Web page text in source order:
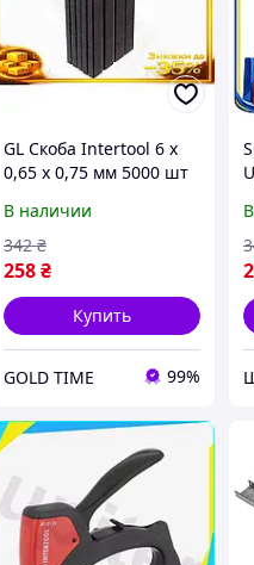
GL Скоба Intertool 6 х
0,65 х 0,75 мм 5000 шт
пистолета крепежные
скобы стальные
LO31\PR
В наличии
258 ₴
342 ₴
Купить
GOLD TIME 99%